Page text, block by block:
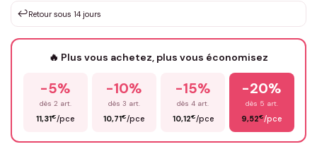
Votre texte / idée*
Prénom*
↩️Retour sous 14 jours
🔥 Plus vous achetez, plus vous économisez
-5%
dès 2 art.
11,31€/pce
-10%
dès 3 art.
10,71€/pce
-15%
dès 4 art.
10,12€/pce
-20%
dès 5 art.
9,52€/pce